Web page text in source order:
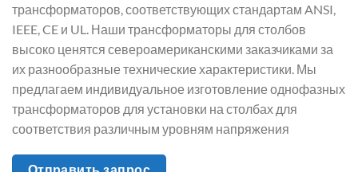
трансформаторов, соответствующих стандартам ANSI,
IEEE, CE и UL. Наши трансформаторы для столбов
высоко ценятся североамериканскими заказчиками за
их разнообразные технические характеристики. Мы
предлагаем индивидуальное изготовление однофазных
трансформаторов для установки на столбах для
соответствия различным уровням напряжения